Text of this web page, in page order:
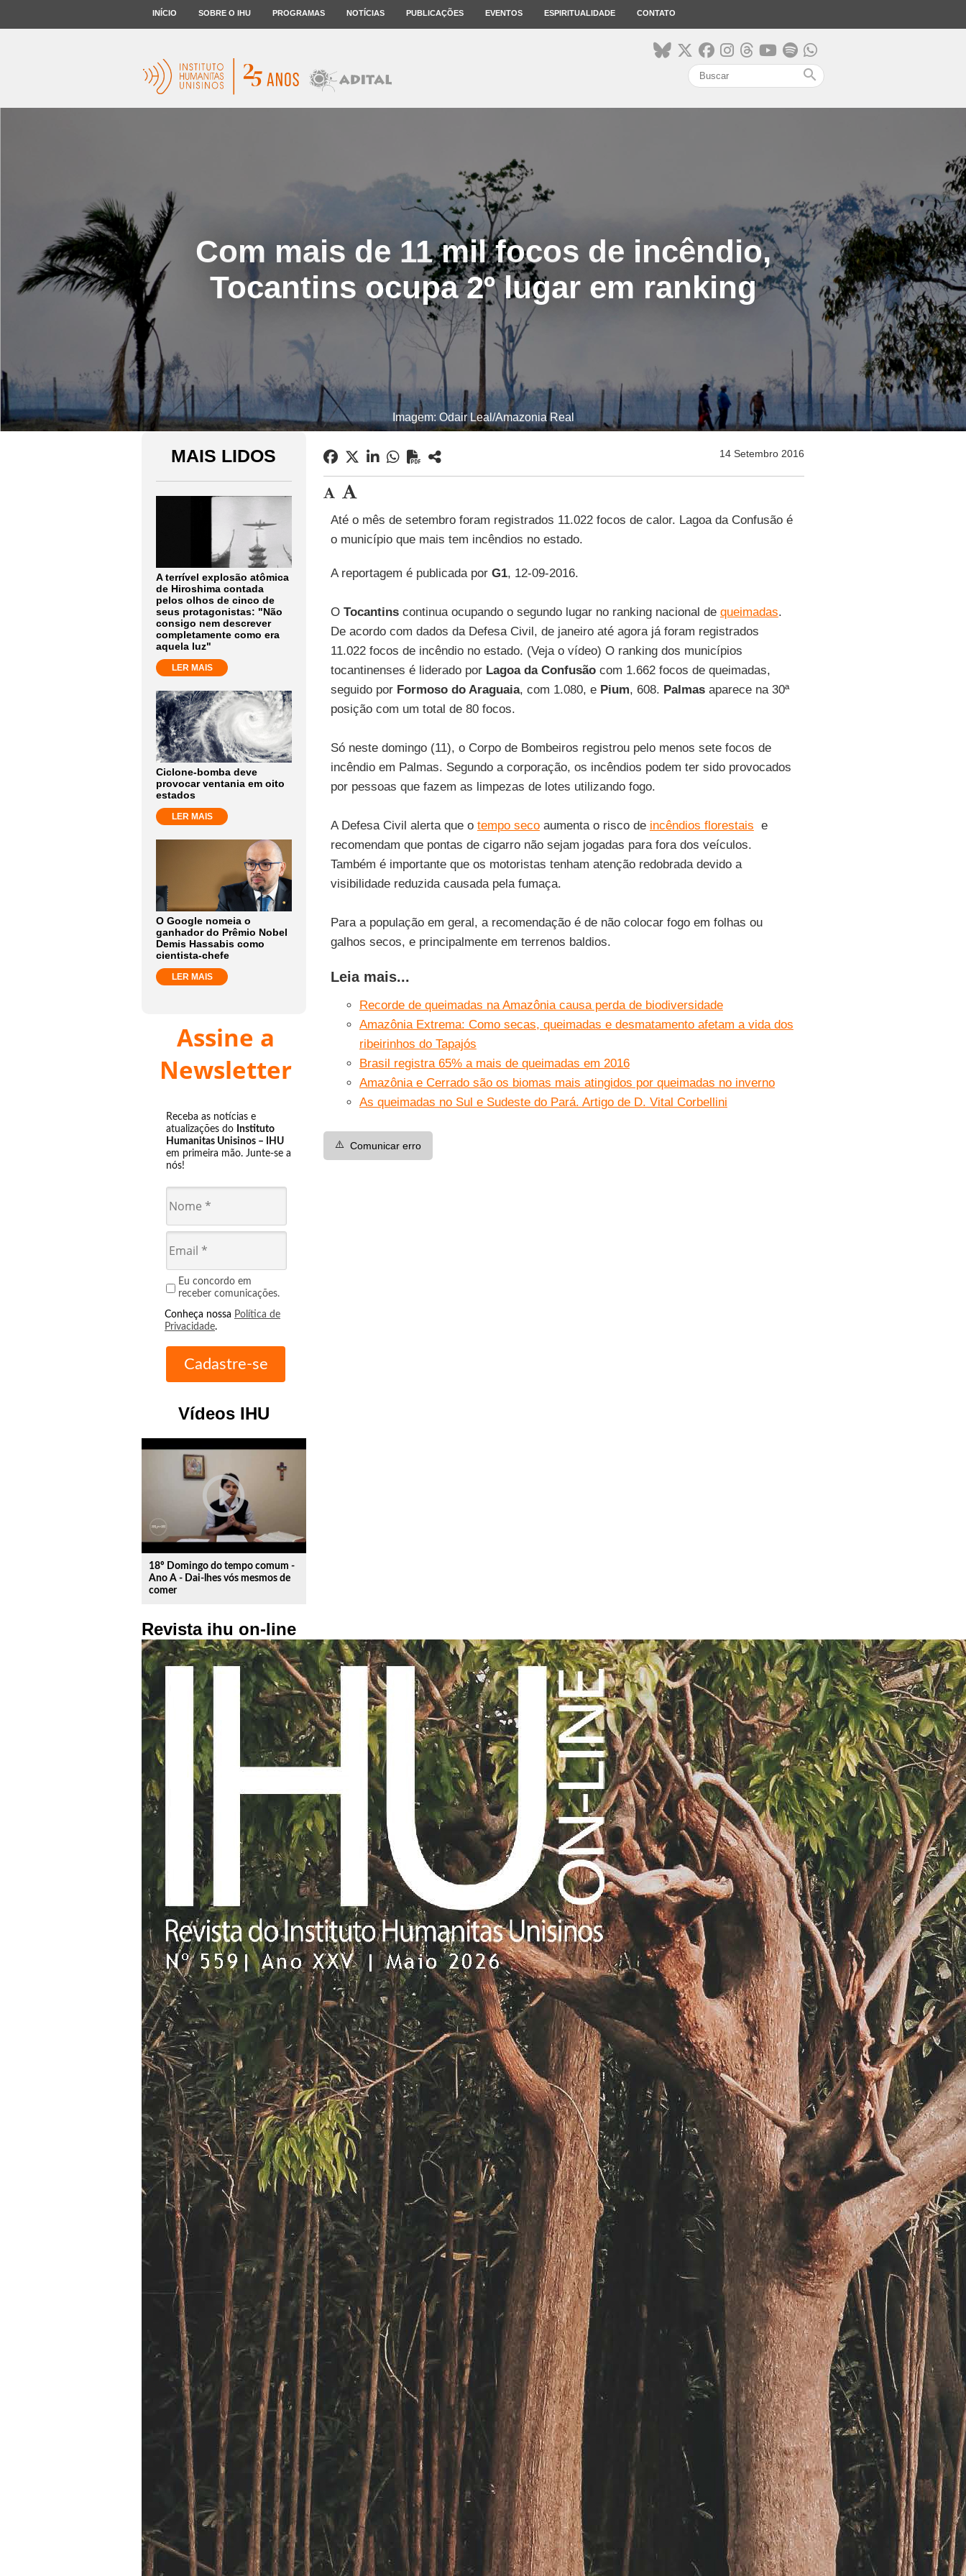
INÍCIO SOBRE O IHU PROGRAMAS NOTÍCIAS PUBLICAÇÕES EVENTOS ESPIRITUALIDADE CONTATO
search
Com mais de 11 mil focos de incêndio,
Tocantins ocupa 2º lugar em ranking
Imagem: Odair Leal/Amazonia Real
MAIS LIDOS
A terrível explosão atômica
de Hiroshima contada
pelos olhos de cinco de
seus protagonistas: "Não
consigo nem descrever
completamente como era
aquela luz"
LER MAIS
Ciclone-bomba deve
provocar ventania em oito
estados
LER MAIS
O Google nomeia o
ganhador do Prêmio Nobel
Demis Hassabis como
cientista-chefe
LER MAIS
Assine a
Newsletter
Receba as notícias e
atualizações do Instituto
Humanitas Unisinos – IHU
em primeira mão. Junte-se a
nós!
Eu concordo em
receber comunicações.
Conheça nossa Política de
Privacidade.
Vídeos IHU
play_circle_outline
18º Domingo do tempo comum -
Ano A - Dai-lhes vós mesmos de
comer
Revista ihu on-line
14 Setembro 2016
Até o mês de setembro foram registrados 11.022 focos de calor. Lagoa da Confusão é
o município que mais tem incêndios no estado.
A reportagem é publicada por G1, 12-09-2016.
O Tocantinscontinua ocupando o segundo lugar no ranking nacional de queimadas.
De acordo com dados da Defesa Civil, de janeiro até agora já foram registrados
11.022 focos de incêndio no estado. (Veja o vídeo) O ranking dos municípios
tocantinenses é liderado por Lagoa da Confusãocom 1.662 focos de queimadas,
seguido por Formoso do Araguaia, com 1.080, e Pium, 608. Palmasaparece na 30ª
posição com um total de 80 focos.
Só neste domingo (11), o Corpo de Bombeiros registrou pelo menos sete focos de
incêndio em Palmas. Segundo a corporação, os incêndios podem ter sido provocados
por pessoas que fazem as limpezas de lotes utilizando fogo.
A Defesa Civil alerta que o tempo secoaumenta o risco de incêndios florestais e
recomendam que pontas de cigarro não sejam jogadas para fora dos veículos.
Também é importante que os motoristas tenham atenção redobrada devido a
visibilidade reduzida causada pela fumaça.
Para a população em geral, a recomendação é de não colocar fogo em folhas ou
galhos secos, e principalmente em terrenos baldios.
Leia mais...
Recorde de queimadas na Amazônia causa perda de biodiversidade
Amazônia Extrema: Como secas, queimadas e desmatamento afetam a vida dos
ribeirinhos do Tapajós
Brasil registra 65% a mais de queimadas em 2016
Amazônia e Cerrado são os biomas mais atingidos por queimadas no inverno
As queimadas no Sul e Sudeste do Pará. Artigo de D. Vital Corbellini
⚠️ Comunicar erro